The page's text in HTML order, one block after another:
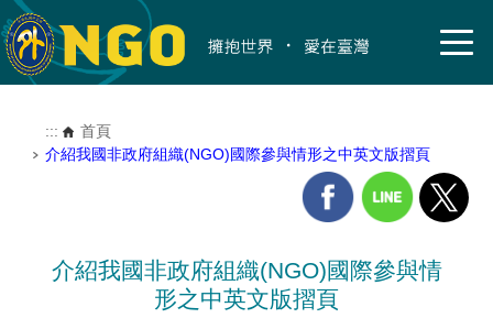
:::
首頁
介紹我國非政府組織(NGO)國際參與情形之中英文版摺頁
介紹我國非政府組織(NGO)國際參與情
形之中英文版摺頁